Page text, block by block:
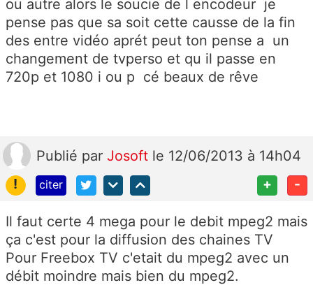
ou autre alors le soucie de l encodeur je
pense pas que sa soit cette causse de la fin
des entre vidéo aprét peut ton pense a un
changement de tvperso et qu il passe en
720p et 1080 i ou p cé beaux de rêve
Publié par Josoft le 12/06/2013 à 14h04
!
citer + -
Il faut certe 4 mega pour le debit mpeg2 mais
ça c'est pour la diffusion des chaines TV
Pour Freebox TV c'etait du mpeg2 avec un
débit moindre mais bien du mpeg2.